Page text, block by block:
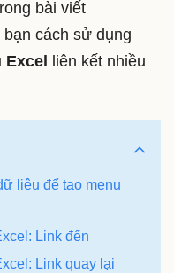
bài viết
cách sử dụng
Excel liên kết nhiều
liệu để tạo menu
Link đến
Link quay lại